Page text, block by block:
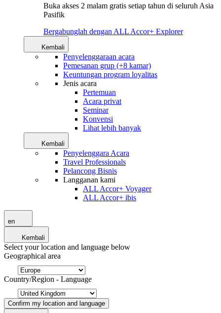
Buka akses 2 malam gratis setiap tahun di seluruh Asia
Pasifik
Bergabunglah dengan ALL Accor+ Explorer
Kembali
Penyelenggaraan acara
Pemesanan grup (+8 kamar)
Keuntungan program loyalitas
Jenis acara
Pertemuan
Acara privat
Seminar
Konvensi
Lihat lebih banyak
Kembali
Penyelenggara Acara
Travel Professionals
Pelancong Bisnis
Langganan kami
ALL Accor+ Voyager
ALL Accor+ ibis
en
Kembali
Select your location and language below
Geographical area
Country/Region - Language
Confirm my location and language